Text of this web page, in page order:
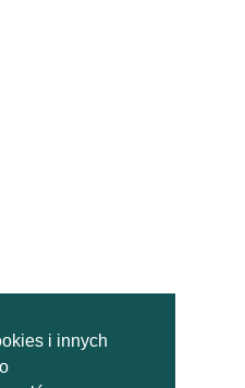
i innych